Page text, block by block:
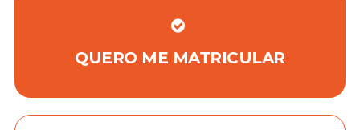
QUERO ME MATRICULAR